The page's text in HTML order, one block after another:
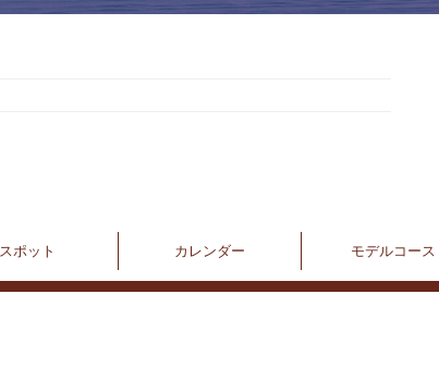
スポット カレンダー モデルコース